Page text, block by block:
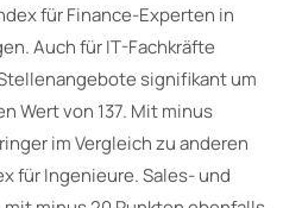
für Finance-Experten in
Auch für IT-Fachkräfte
signifikant um
Wert von 137. Mit minus
im Vergleich zu anderen
für Ingenieure. Sales- und